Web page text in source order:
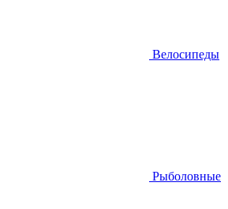
Велосипеды
Рыболовные